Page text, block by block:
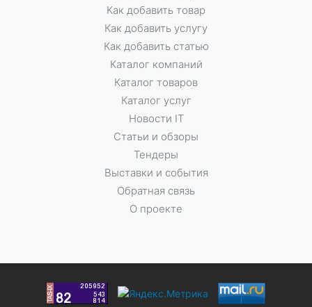
Как добавить товар
Как добавить услугу
Как добавить статью
Каталог компаний
Каталог товаров
Каталог услуг
Новости IT
Статьи и обзоры
Тендеры
Выставки и события
Обратная связь
О проекте